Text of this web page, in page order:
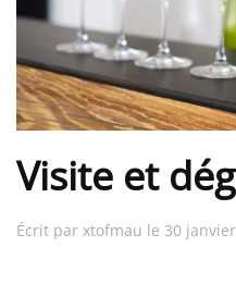
Visite et
Écrit par xtofmau le 30